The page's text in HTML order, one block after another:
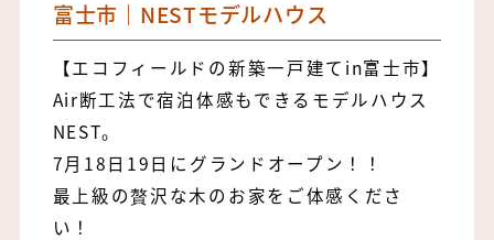
富士市｜NESTモデルハウス
【エコフィールドの新築一戸建てin富士市】
Air断工法で宿泊体感もできるモデルハウス
NEST。
7月18日19日にグランドオープン！！
最上級の贅沢な木のお家をご体感くださ
い！